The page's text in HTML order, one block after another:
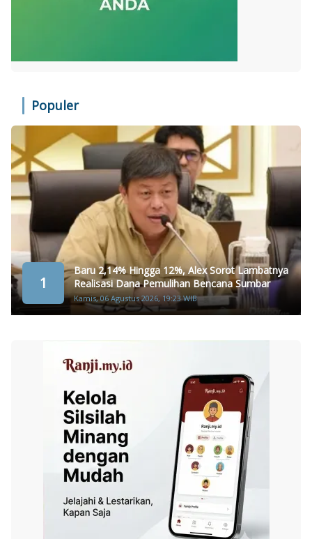
Populer
1
Baru 2,14% Hingga 12%, Alex Sorot Lambatnya
Realisasi Dana Pemulihan Bencana Sumbar
Kamis, 06 Agustus 2026, 19:23 WIB